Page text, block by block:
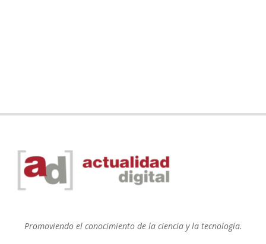
Promoviendo el conocimiento de la ciencia y la tecnología.